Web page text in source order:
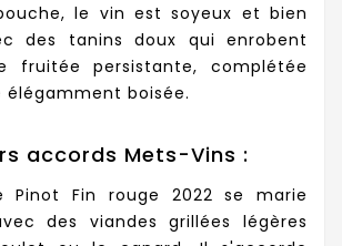
le vin est soyeux et bien
des tanins doux qui enrobent
fruitée persistante, complétée
boisée.
accords Mets-Vins :
Pinot Fin rouge 2022 se marie
des viandes grillées légères